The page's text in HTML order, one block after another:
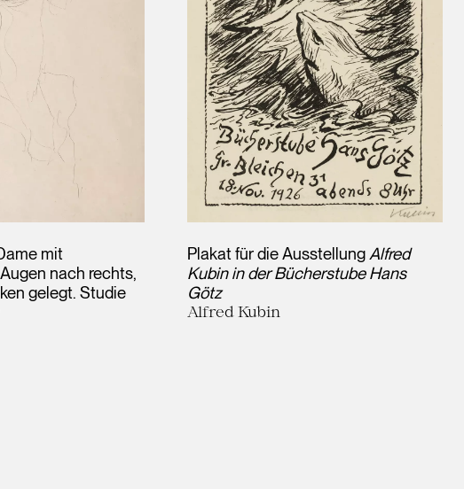
mit
nach rechts,
gelegt. Studie
Plakat für die Ausstellung Alfred
Kubin in der Bücherstube Hans
Götz
Alfred Kubin